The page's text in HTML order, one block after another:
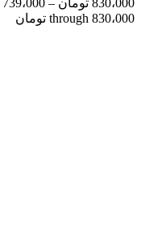
through 830،000 تومان